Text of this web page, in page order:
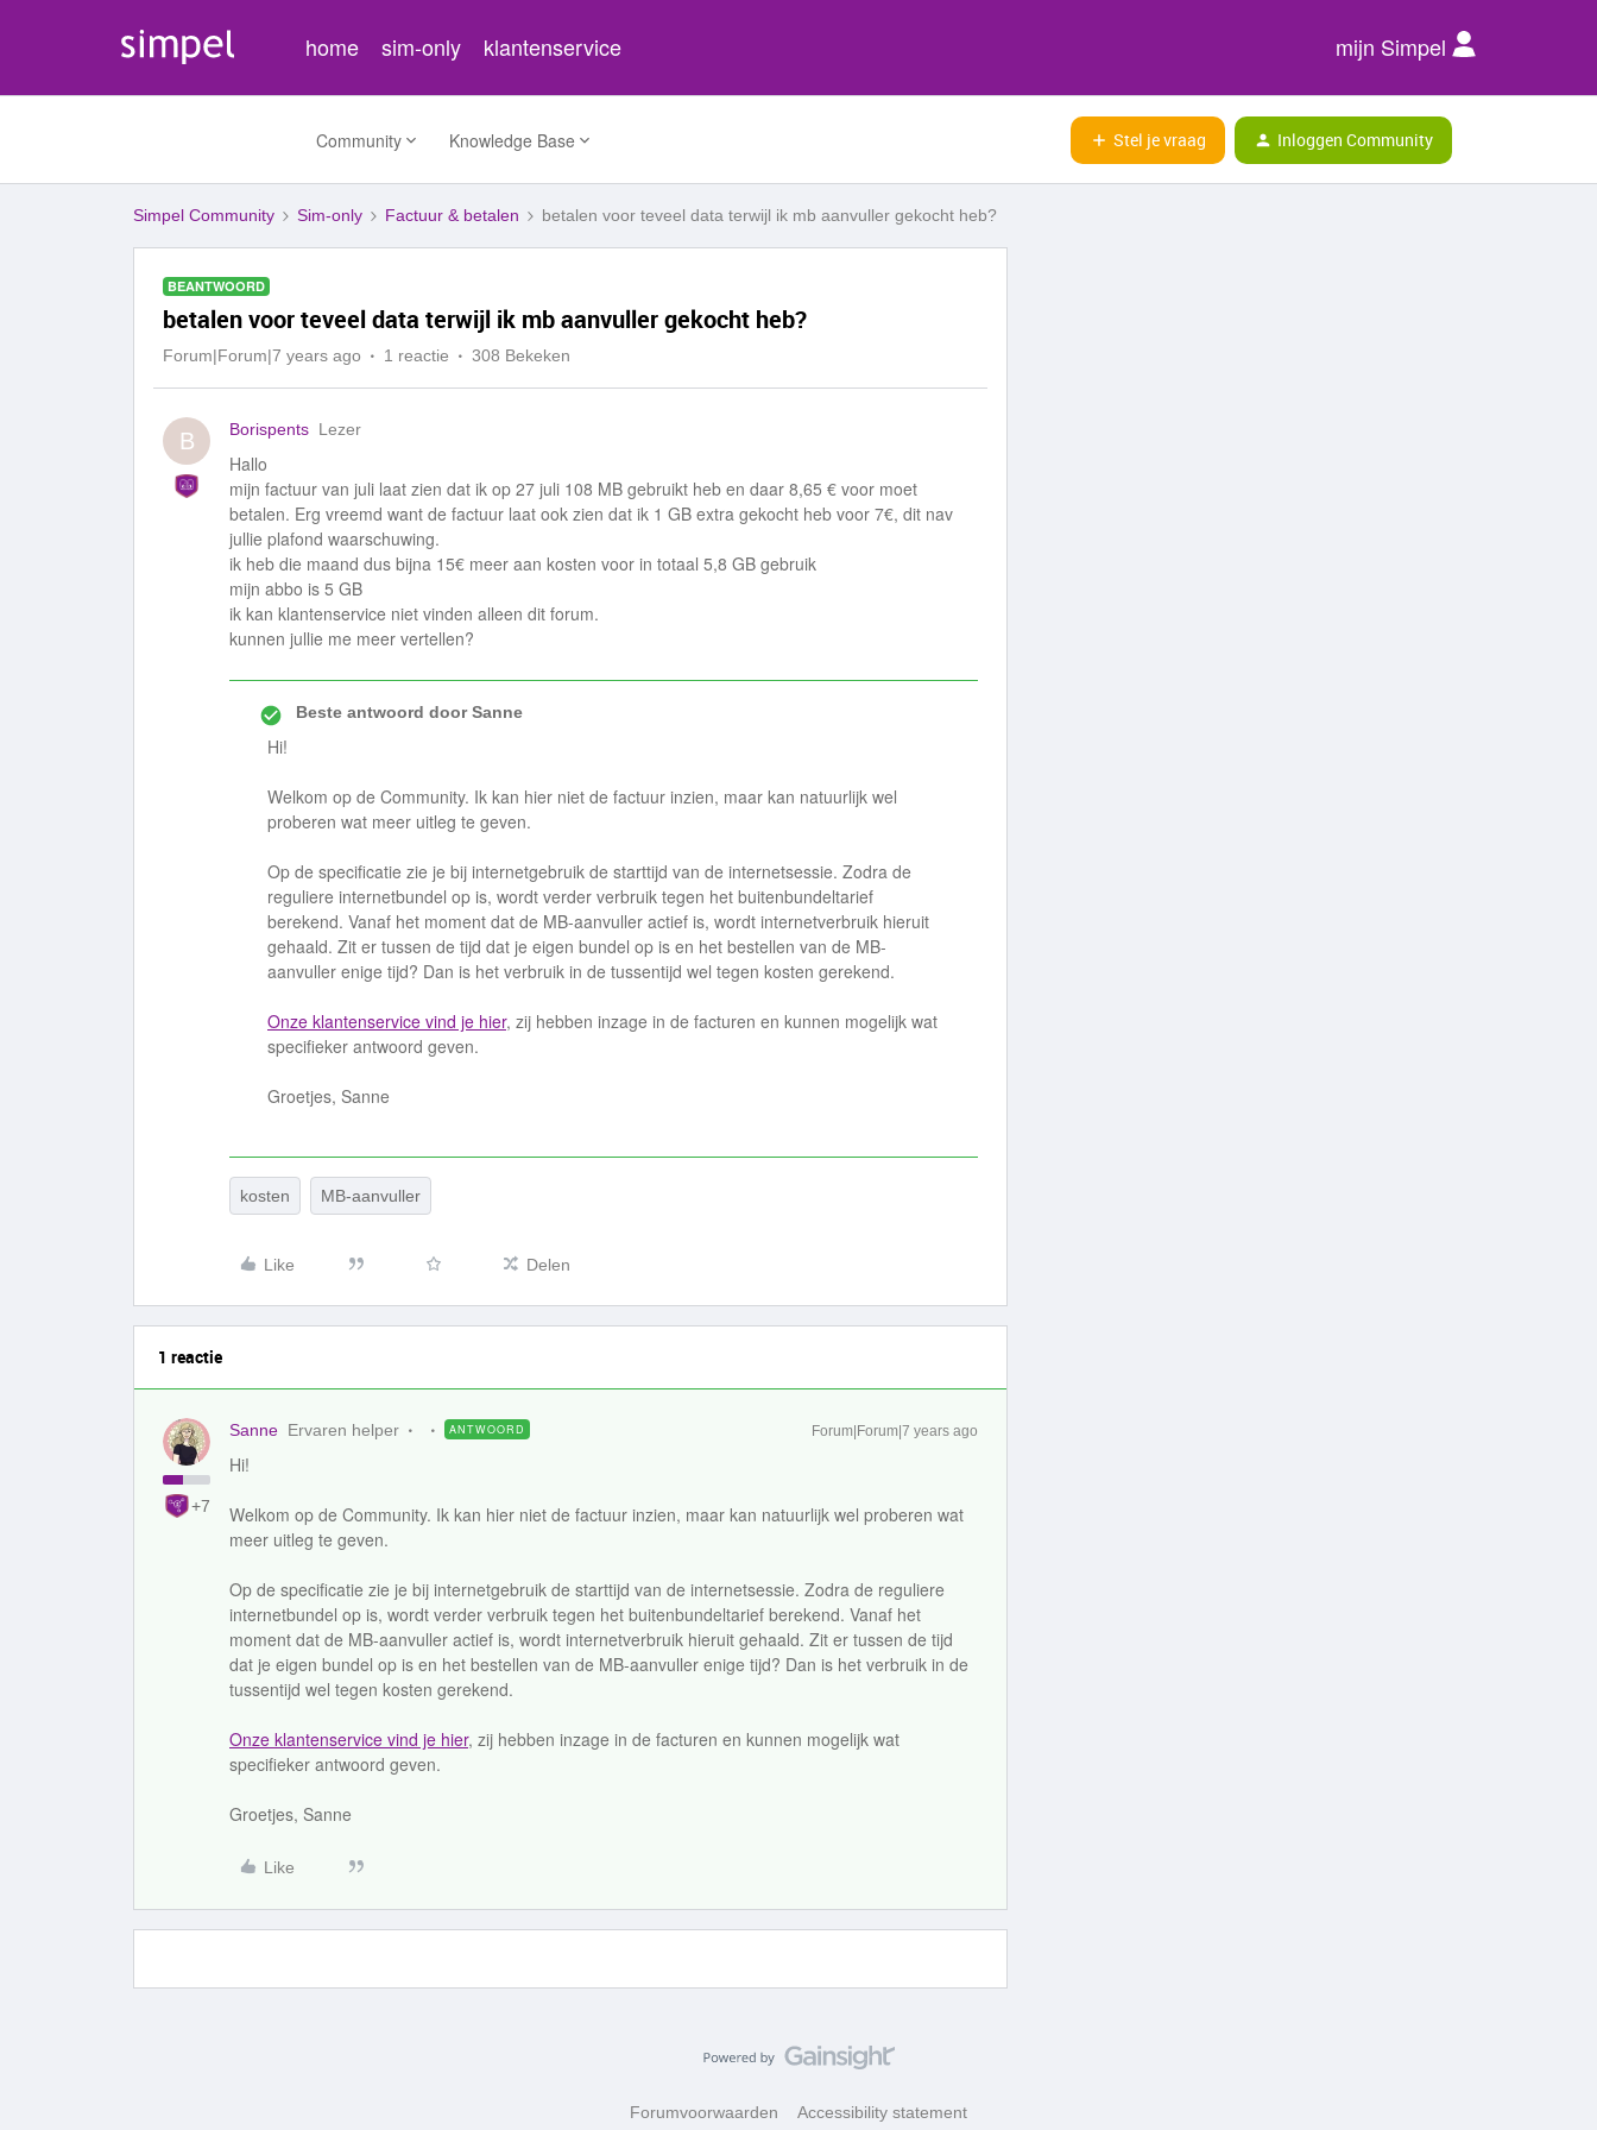
home sim-only klantenservice mijn Simpel
Community Knowledge Base Stel je vraag Inloggen Community
Simpel Community Sim-only Factuur & betalen betalen voor teveel data terwijl ik mb aanvuller gekocht heb?
BEANTWOORD
betalen voor teveel data terwijl ik mb aanvuller gekocht heb?
Forum|Forum|7 years ago 1 reactie 308 Bekeken
B Borispents Lezer
Hallo
mijn factuur van juli laat zien dat ik op 27 juli 108 MB gebruikt heb en daar 8,65 € voor moet
betalen. Erg vreemd want de factuur laat ook zien dat ik 1 GB extra gekocht heb voor 7€, dit nav
jullie plafond waarschuwing.
ik heb die maand dus bijna 15€ meer aan kosten voor in totaal 5,8 GB gebruik
mijn abbo is 5 GB
ik kan klantenservice niet vinden alleen dit forum.
kunnen jullie me meer vertellen?
Beste antwoord doorSanne
Hi!
Welkom op de Community. Ik kan hier niet de factuur inzien, maar kan natuurlijk wel
proberen wat meer uitleg te geven.
Op de specificatie zie je bij internetgebruik de starttijd van de internetsessie. Zodra de
reguliere internetbundel op is, wordt verder verbruik tegen het buitenbundeltarief
berekend. Vanaf het moment dat de MB-aanvuller actief is, wordt internetverbruik hieruit
gehaald. Zit er tussen de tijd dat je eigen bundel op is en het bestellen van de MB-
aanvuller enige tijd? Dan is het verbruik in de tussentijd wel tegen kosten gerekend.
Onze klantenservice vind je hier, zij hebben inzage in de facturen en kunnen mogelijk wat
specifieker antwoord geven.
Groetjes, Sanne
kosten MB-aanvuller
Like Delen
1 reactie
+7
Sanne Ervaren helper ANTWOORD Forum|Forum|7 years ago
Hi!
Welkom op de Community. Ik kan hier niet de factuur inzien, maar kan natuurlijk wel proberen wat
meer uitleg te geven.
Op de specificatie zie je bij internetgebruik de starttijd van de internetsessie. Zodra de reguliere
internetbundel op is, wordt verder verbruik tegen het buitenbundeltarief berekend. Vanaf het
moment dat de MB-aanvuller actief is, wordt internetverbruik hieruit gehaald. Zit er tussen de tijd
dat je eigen bundel op is en het bestellen van de MB-aanvuller enige tijd? Dan is het verbruik in de
tussentijd wel tegen kosten gerekend.
Onze klantenservice vind je hier, zij hebben inzage in de facturen en kunnen mogelijk wat
specifieker antwoord geven.
Groetjes, Sanne
Like
Forumvoorwaarden Accessibility statement